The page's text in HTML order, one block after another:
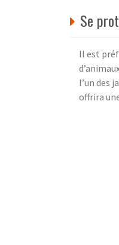
Se
Il est
l’un des
offrira